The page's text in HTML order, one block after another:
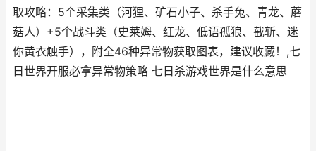
取攻略：5个采集类（河狸、矿石小子、杀手兔、青龙、蘑
菇人）+5个战斗类（史莱姆、红龙、低语孤狼、截斩、迷
你黄衣触手），附全46种异常物获取图表，建议收藏！,七
日世界开服必拿异常物策略 七日杀游戏世界是什么意思